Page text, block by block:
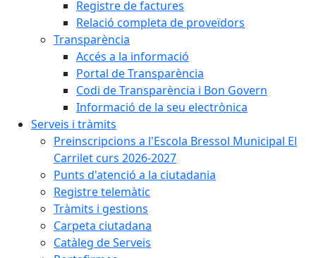
Registre de factures
Relació completa de proveïdors
Transparència
Accés a la informació
Portal de Transparència
Codi de Transparència i Bon Govern
Informació de la seu electrònica
Serveis i tràmits
Preinscripcions a l'Escola Bressol Municipal El
Carrilet curs 2026-2027
Punts d'atenció a la ciutadania
Registre telemàtic
Tràmits i gestions
Carpeta ciutadana
Catàleg de Serveis